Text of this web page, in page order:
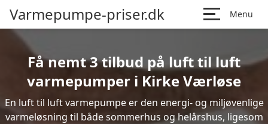
Varmepumpe-priser.dk Menu
Få nemt 3 tilbud på luft til luft
varmepumper i Kirke Værløse
En luft til luft varmepumpe er den energi- og miljøvenlige
varmeløsning til både sommerhus og helårshus, ligesom